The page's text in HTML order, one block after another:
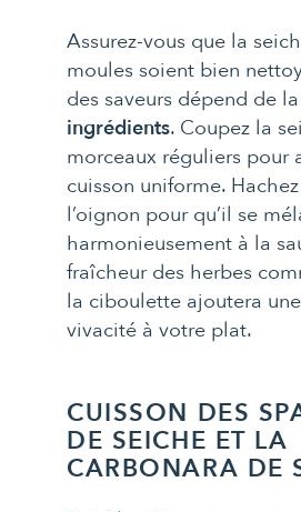
Assurez-vous que la
moules soient bien
des saveurs dépend de la
ingrédients. Coupez la
morceaux réguliers pour
cuisson uniforme.
l’oignon pour qu’il se
harmonieusement à la
fraîcheur des herbes
la ciboulette ajoutera
vivacité à votre plat.
CUISSON DES
DE SEICHE ET LA
CARBONARA DE